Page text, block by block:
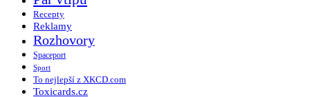
Recepty
Reklamy
Rozhovory
Spaceport
Sport
To nejlepší z XKCD.com
Toxicards.cz